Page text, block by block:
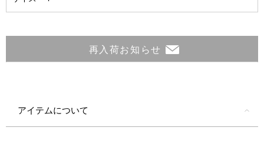
再入荷お知らせ
アイテムについて